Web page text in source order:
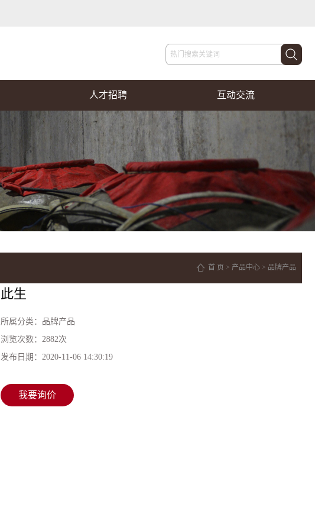
人才招聘 互动交流
首 页 > 产品中心 > 品牌产品
此生
所属分类： 品牌产品
浏览次数： 2882次
发布日期： 2020-11-06 14:30:19
我要询价